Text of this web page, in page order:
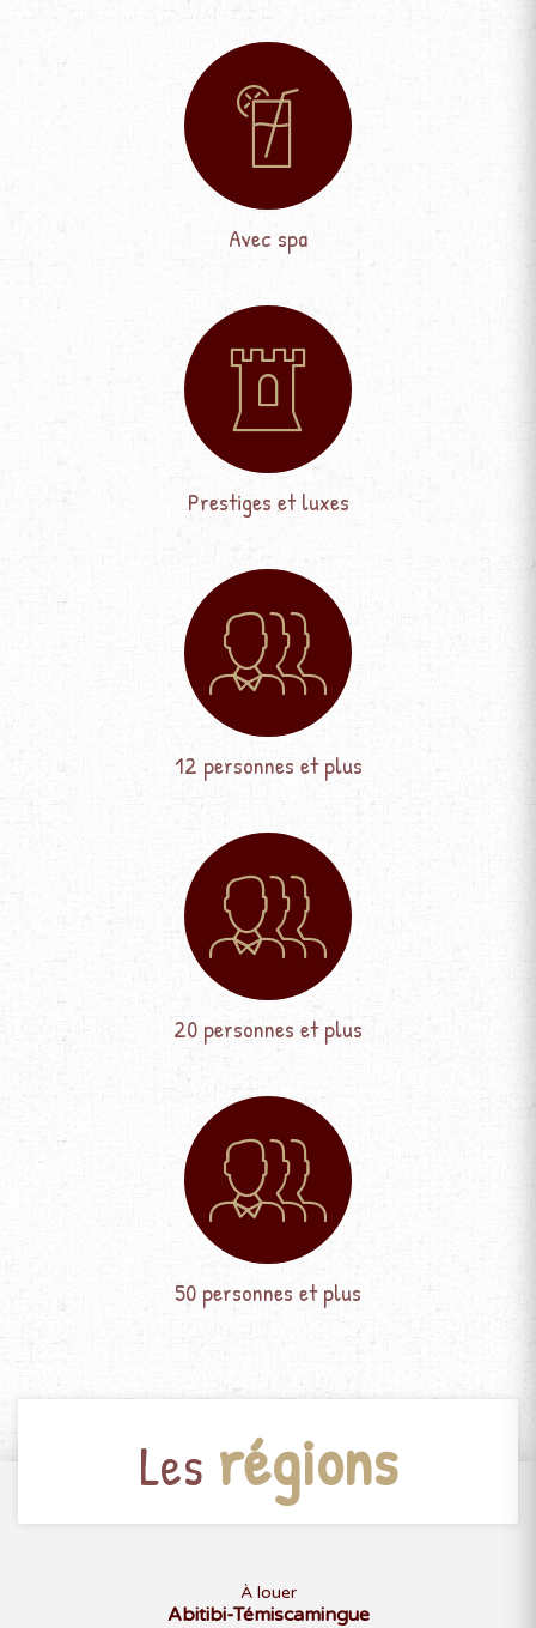
Avec spa
Prestiges et luxes
12 personnes et plus
20 personnes et plus
50 personnes et plus
Les régions
À louer
Abitibi-Témiscamingue